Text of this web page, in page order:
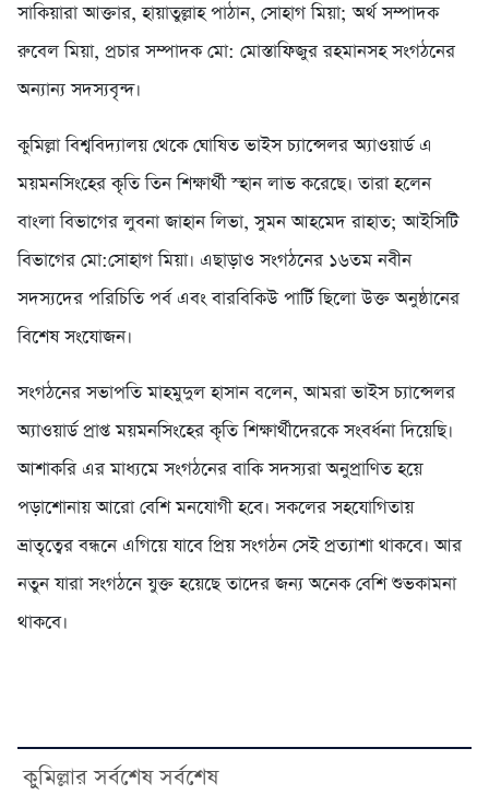
সাকিয়ারা আক্তার, হায়াতুল্লাহ পাঠান, সোহাগ মিয়া; অর্থ সম্পাদক
রুবেল মিয়া, প্রচার সম্পাদক মো: মোস্তাফিজুর রহমানসহ সংগঠনের
অন্যান্য সদস্যবৃন্দ।
কুমিল্লা বিশ্ববিদ্যালয় থেকে ঘোষিত ভাইস চ্যান্সেলর অ্যাওয়ার্ড এ
ময়মনসিংহের কৃতি তিন শিক্ষার্থী স্হান লাভ করেছে। তারা হলেন
বাংলা বিভাগের লুবনা জাহান লিভা, সুমন আহমেদ রাহাত; আইসিটি
বিভাগের মো:সোহাগ মিয়া। এছাড়াও সংগঠনের ১৬তম নবীন
সদস্যদের পরিচিতি পর্ব এবং বারবিকিউ পার্টি ছিলো উক্ত অনুষ্ঠানের
বিশেষ সংযোজন।
সংগঠনের সভাপতি মাহমুদুল হাসান বলেন, আমরা ভাইস চ্যান্সেলর
অ্যাওয়ার্ড প্রাপ্ত ময়মনসিংহের কৃতি শিক্ষার্থীদেরকে সংবর্ধনা দিয়েছি।
আশাকরি এর মাধ্যমে সংগঠনের বাকি সদস্যরা অনুপ্রাণিত হয়ে
পড়াশোনায় আরো বেশি মনযোগী হবে। সকলের সহযোগিতায়
ভ্রাতৃত্বের বন্ধনে এগিয়ে যাবে প্রিয় সংগঠন সেই প্রত্যাশা থাকবে। আর
নতুন যারা সংগঠনে যুক্ত হয়েছে তাদের জন্য অনেক বেশি শুভকামনা
থাকবে।
কুমিল্লার সর্বশেষ সর্বশেষ